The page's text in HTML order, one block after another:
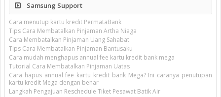
Samsung Support
Cara menutup kartu kredit PermataBank
Tips Cara Membatalkan Pinjaman Artha Niaga
Cara Membatalkan Pinjaman Uang Sahabat
Tips Cara Membatalkan Pinjaman Bantusaku
Cara mudah menghapus annual fee kartu kredit bank mega
Tutorial Cara Membatalkan Pinjaman Uatas
Cara hapus annual fee kartu kredit bank Mega? Ini caranya penutupan
kartu kredit Mega dengan benar
Langkah Pengajuan Reschedule Tiket Pesawat Batik Air